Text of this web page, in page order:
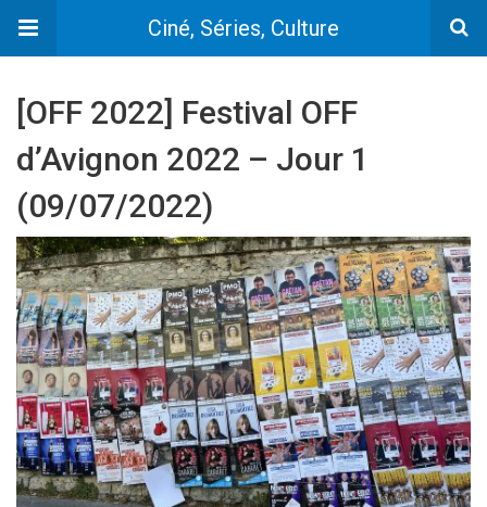
Ciné, Séries, Culture
[OFF 2022] Festival OFF
d’Avignon 2022 – Jour 1
(09/07/2022)